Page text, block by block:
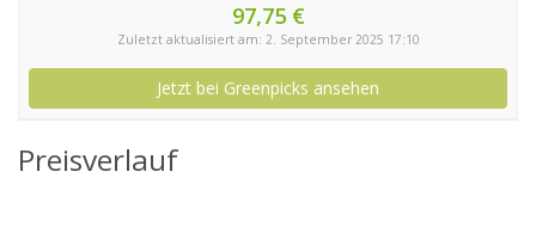
97,75 €
Zuletzt aktualisiert am: 2. September 2025 17:10
Jetzt bei Greenpicks ansehen
Preisverlauf